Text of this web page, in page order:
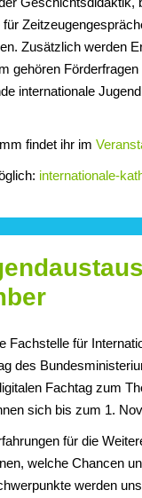
Zusätzlich werden
gehören Förderfragen
internationale
findet ihr im
internationale-
für
des
Fachtag zum
sich bis zum 1.
für die
welche Chancen
werden